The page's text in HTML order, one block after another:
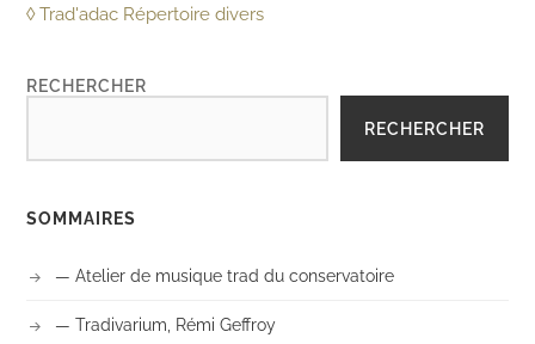
◊ Trad'adac Répertoire divers
RECHERCHER
RECHERCHER
SOMMAIRES
— Atelier de musique trad du conservatoire
— Tradivarium, Rémi Geffroy